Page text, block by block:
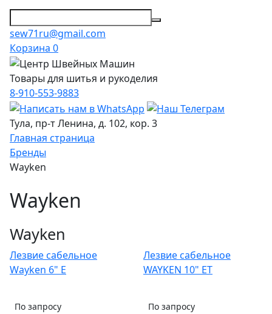
sew71ru@gmail.com
Корзина 0
Товары для шитья и рукоделия
8-910-553-9883
Тула, пр-т Ленина, д. 102, кор. 3
Главная страница
Бренды
Wayken
Wayken
Wayken
Лезвие сабельное
Wayken 6" E
По запросу
Лезвие сабельное
WAYKEN 10" ET
По запросу